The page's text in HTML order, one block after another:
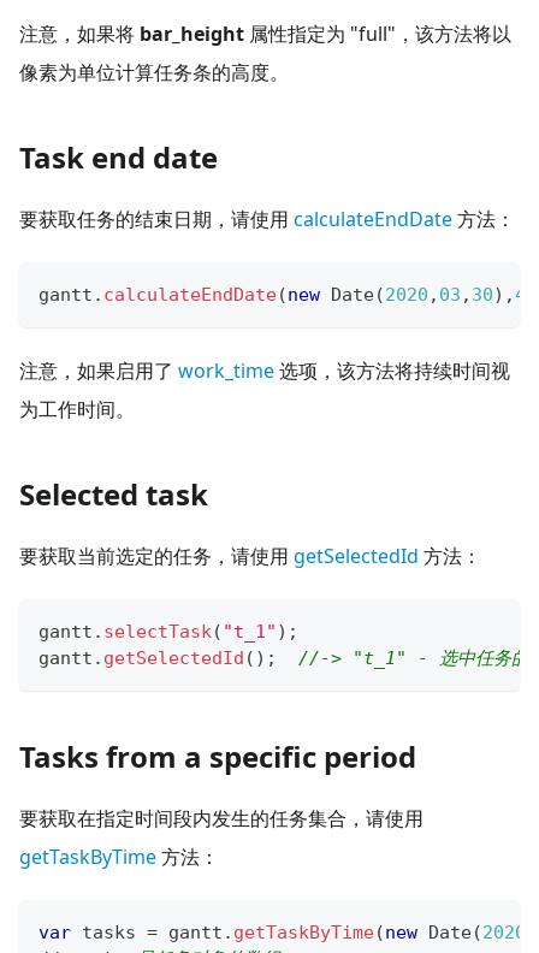
注意，如果将 bar_height 属性指定为 "full"，该方法将以
像素为单位计算任务条的高度。
Task end date
要获取任务的结束日期，请使用 calculateEndDate方法：
gantt . calculateEndDate(new Date(2020 , 03 , 30) ,48
注意，如果启用了 work_time选项，该方法将持续时间视
为工作时间。
Selected task
要获取当前选定的任务，请使用 getSelectedId 方法：
gantt . selectTask( "t_1" ) ;
gantt . getSelectedId ( ) ; //-> "t_1" - 选中任务的
Tasks from a specific period
要获取在指定时间段内发生的任务集合，请使用
getTaskByTime方法：
var tasks = gantt . getTaskByTime(new Date(2020